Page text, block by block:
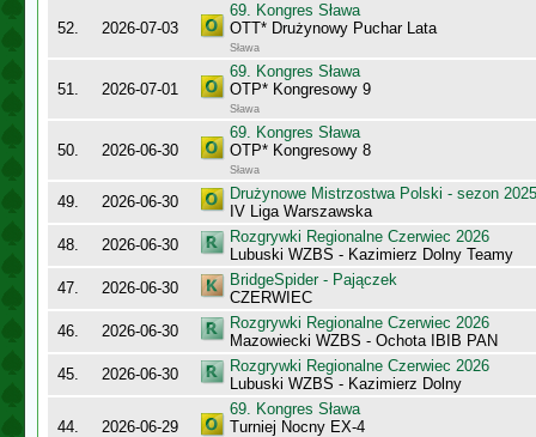
52. 2026-07-03
69. Kongres Sława
OTT* Drużynowy Puchar Lata
Sława
51. 2026-07-01
69. Kongres Sława
OTP* Kongresowy 9
Sława
50. 2026-06-30
69. Kongres Sława
OTP* Kongresowy 8
Sława
49. 2026-06-30
Drużynowe Mistrzostwa Polski - sezon
IV Liga Warszawska
48.
2026-06-30
Rozgrywki Regionalne Czerwiec 2026
Lubuski WZBS - Kazimierz Dolny Teamy
47.
2026-06-30
BridgeSpider - Pajączek
CZERWIEC
46.
2026-06-30
Rozgrywki Regionalne Czerwiec 2026
Mazowiecki WZBS - Ochota IBIB PAN
45.
2026-06-30
Rozgrywki Regionalne Czerwiec 2026
Lubuski WZBS - Kazimierz Dolny
44. 2026-06-29
69. Kongres Sława
Turniej Nocny EX-4